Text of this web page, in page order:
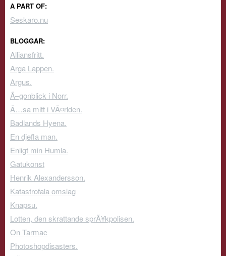
A PART OF:
Seskaro.nu
BLOGGAR:
Alliansfritt.
Arga Lappen.
Argus.
Ã–gonblick i Norr.
Ã…sa mitt i VÃ¤rlden.
Badlands Hyena.
En djefla man.
Enligt min Humla.
Gatukonst
Henrik Alexandersson.
Katastrofala omslag
Knapsu.
Lotten, den skrattande sprÃ¥kpolisen.
On Tarmac
Photoshopdisasters.